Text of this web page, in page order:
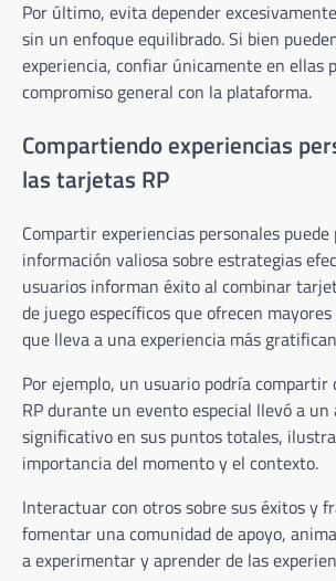
Por último, evita depender
sin un enfoque equilibrado. Si bien
experiencia, confiar únicamente en ellas
compromiso general con la plataforma.
Compartiendo experiencias
las tarjetas RP
Compartir experiencias personales
información valiosa sobre estrategias
usuarios informan éxito al combinar
de juego específicos que ofrecen
que lleva a una experiencia más
Por ejemplo, un usuario podría
RP durante un evento especial llevó a
significativo en sus puntos totales,
importancia del momento y el contexto.
Interactuar con otros sobre sus éxitos y
fomentar una comunidad de apoyo,
a experimentar y aprender de las